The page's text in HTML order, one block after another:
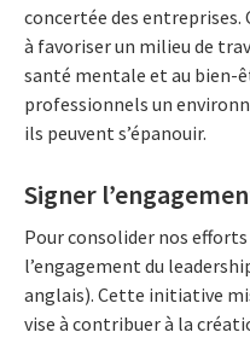
concertée des entreprises.
à favoriser un milieu de
santé mentale et au bien-
professionnels un
ils peuvent s’épanouir.
Signer
Pour consolider nos efforts
l’engagement du
anglais). Cette initiative
vise à contribuer à la